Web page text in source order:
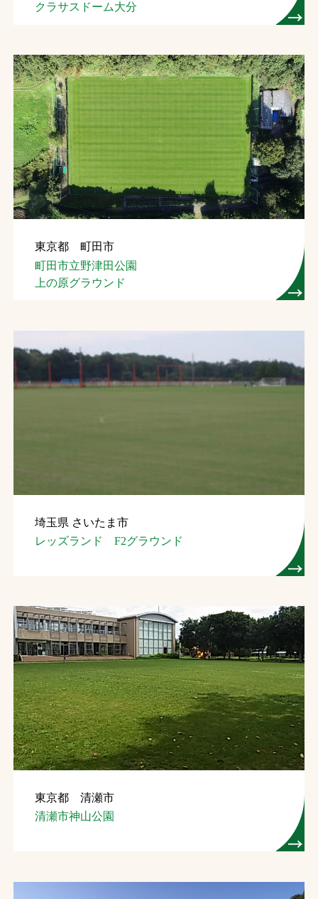
クラサスドーム大分
東京都 町田市
町田市立野津田公園
上の原グラウンド
埼玉県 さいたま市
レッズランド F2グラウンド
東京都 清瀬市
清瀬市神山公園